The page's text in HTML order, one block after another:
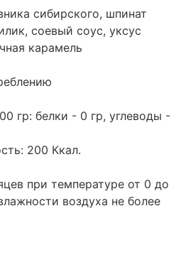
сибирского, шпинат
соевый соус, уксус
карамель
гр: белки - 0 гр, углеводы -
200 Ккал.
при температуре от 0 до
воздуха не более